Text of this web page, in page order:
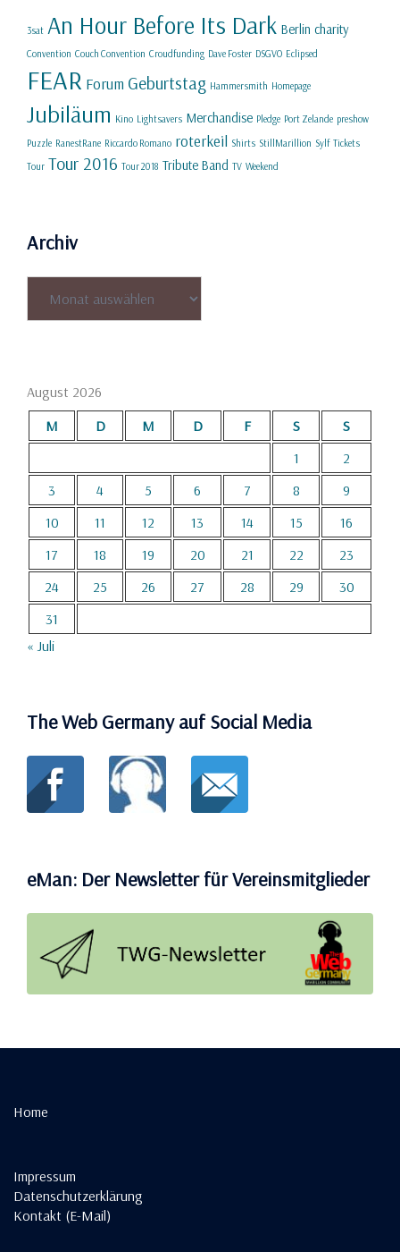
3sat An Hour Before Its Dark Berlin charity
Convention Couch Convention Croudfunding Dave Foster DSGVO Eclipsed
FEAR Forum Geburtstag Hammersmith Homepage
Jubiläum Kino Lightsavers Merchandise Pledge Port Zelande preshow
Puzzle RanestRane Riccardo Romano roterkeil Shirts StillMarillion Sylf Tickets
Tour Tour 2016 Tour 2018 Tribute Band TV Weekend
Archiv
August 2026
M
D M D F S
S
1
2
3
4 5 6 7 8
9
10
11 12 13 14 15
16
17
18 19 20 21 22
23
24
25 26 27 28 29
30
31
« Juli
The Web Germany auf Social Media
eMan: Der Newsletter für Vereinsmitglieder
Home
Impressum
Datenschutzerklärung
Kontakt (E-Mail)